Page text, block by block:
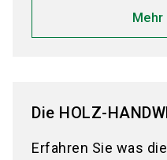
Die HOLZ-
Erfahren Sie was